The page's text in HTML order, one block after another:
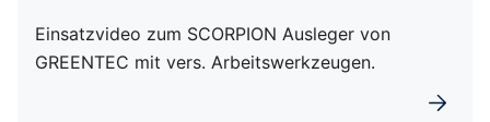
Einsatzvideo zum SCORPION Ausleger von
GREENTEC mit vers. Arbeitswerkzeugen.